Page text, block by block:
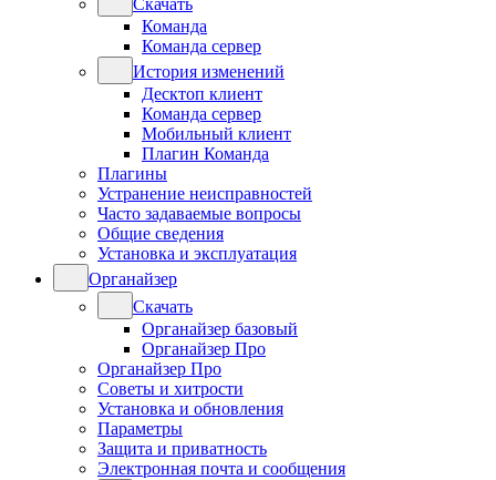
Скачать
Команда
Команда сервер
История изменений
Десктоп клиент
Команда сервер
Мобильный клиент
Плагин Команда
Плагины
Устранение неисправностей
Часто задаваемые вопросы
Общие сведения
Установка и эксплуатация
Органайзер
Скачать
Органайзер базовый
Органайзер Про
Органайзер Про
Советы и хитрости
Установка и обновления
Параметры
Защита и приватность
Электронная почта и сообщения